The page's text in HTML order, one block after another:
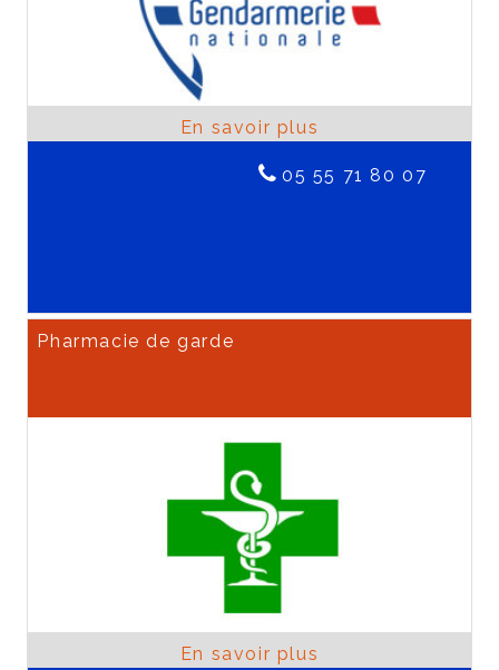
05 55 71 80 07
Pharmacie de garde